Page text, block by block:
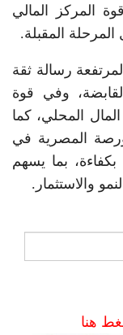
المركز المالي
المقبلة.
رسالة ثقة
وفي قوة
المحلي، كما
المصرية في
بما يسهم
والاستثمار.
هنا